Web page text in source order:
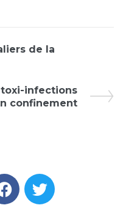
de la
toxi-infections
confinement